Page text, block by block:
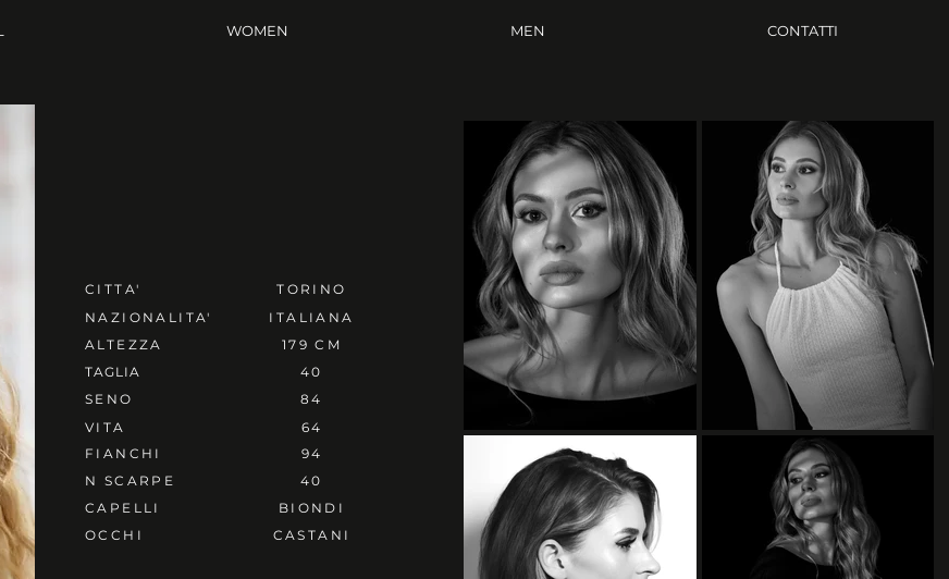
WOMEN MEN CONTATTI
ITALIANA
179 CM
40
84
64
94
40
BIONDI
CASTANI
TORINO
NAZIONALITA'
ALTEZZA
TAGLIA
SENO
VITA
FIANCHI
N SCARPE
CAPELLI
OCCHI
CITTA'